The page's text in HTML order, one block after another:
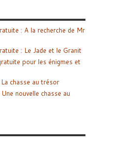
: A la recherche de Mr
: Le Jade et le Granit
pour les énigmes et
chasse au trésor
nouvelle chasse au